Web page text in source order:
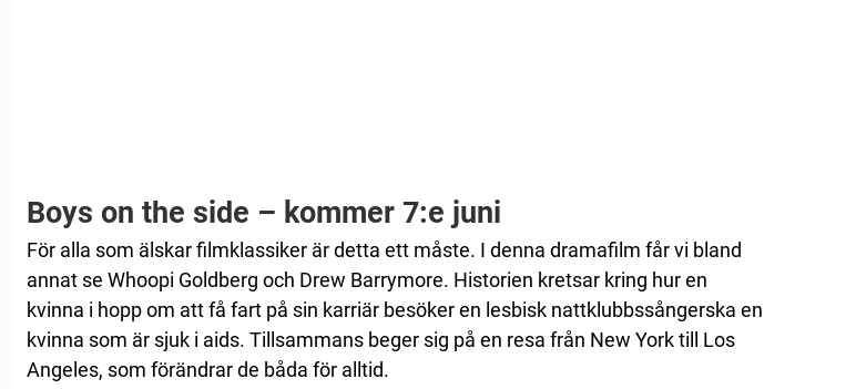
Boys on the side – kommer 7:e juni
För alla som älskar filmklassiker är detta ett måste. I denna dramafilm får vi bland
annat se Whoopi Goldberg och Drew Barrymore. Historien kretsar kring hur en
kvinna i hopp om att få fart på sin karriär besöker en lesbisk nattklubbssångerska en
kvinna som är sjuk i aids. Tillsammans beger sig på en resa från New York till Los
Angeles, som förändrar de båda för alltid.